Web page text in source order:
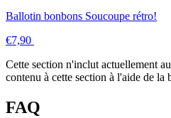
Ballotin bonbons Soucoupe rétro!
€7,90
Cette section n'inclut actuellement
contenu à cette section à l'aide de la
FAQ